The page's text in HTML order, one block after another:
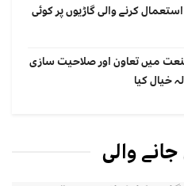
کرنے والی گاڑیوں پر کوئی
میں تعاون اور صلاحیت سازی
خیال کیا
والی